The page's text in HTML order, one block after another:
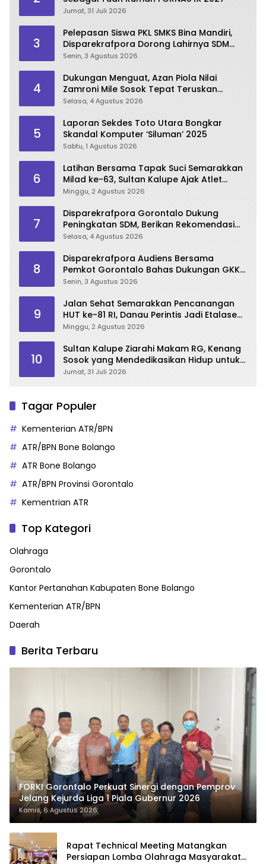
Jumat, 31 Juli 2026
3
Pelepasan Siswa PKL SMKS Bina Mandiri,
Disparekrafpora Dorong Lahirnya SDM
Pariwisata Unggul
Senin, 3 Agustus 2026
4
Dukungan Menguat, Azan Piola Nilai
Zamroni Mile Sosok Tepat Teruskan
Pembangunan Bone Bolango
Selasa, 4 Agustus 2026
5
Laporan Sekdes Toto Utara Bongkar
Skandal Komputer ‘Siluman’ 2025
Sabtu, 1 Agustus 2026
6
Latihan Bersama Tapak Suci Semarakkan
Milad ke-63, Sultan Kalupe Ajak Atlet
Lestarikan Budaya Bela Diri
Minggu, 2 Agustus 2026
7
Disparekrafpora Gorontalo Dukung
Peningkatan SDM, Berikan Rekomendasi
Studi S3 bagi Pegawai
Selasa, 4 Agustus 2026
8
Disparekrafpora Audiens Bersama
Pemkot Gorontalo Bahas Dukungan GKK
2026
Senin, 3 Agustus 2026
9
Jalan Sehat Semarakkan Pencanangan
HUT ke-81 RI, Danau Perintis Jadi Etalase
Wisata Gorontalo
Minggu, 2 Agustus 2026
10
Sultan Kalupe Ziarahi Makam RG, Kenang
Sosok yang Mendedikasikan Hidup untuk
Gorontalo
Jumat, 31 Juli 2026
Tagar Populer
Kementerian ATR/BPN
ATR/BPN Bone Bolango
ATR Bone Bolango
ATR/BPN Provinsi Gorontalo
Kementrian ATR
Top Kategori
Olahraga
Gorontalo
Kantor Pertanahan Kabupaten Bone Bolango
Kementerian ATR/BPN
Daerah
Berita Terbaru
FORKI Gorontalo Perkuat Sinergi dengan Pemprov
Jelang Kejurda Liga 1 Piala Gubernur 2026
Kamis, 6 Agustus 2026
Rapat Technical Meeting Matangkan
Persiapan Lomba Olahraga Masyarakat